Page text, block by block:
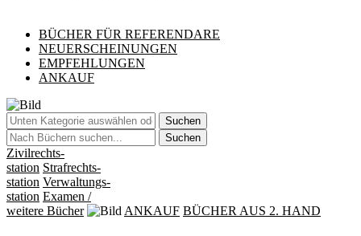
BÜCHER FÜR REFERENDARE
NEUERSCHEINUNGEN
EMPFEHLUNGEN
ANKAUF
Suchen
Suchen
Zivilrechts-
station Strafrechts-
station Verwaltungs-
station Examen /
weitere Bücher
ANKAUF BÜCHER AUS 2. HAND